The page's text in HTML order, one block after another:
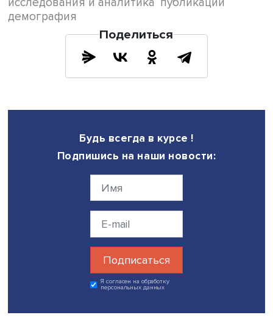
неумеренное потребление крепкого, нередко
низкокачественного алкоголя в день рождения,
дополнительным аспектом, влияющим на растущее
утоплений, убийств, ДТП и других происшествий с
Внешние причины гибели людей являются
Избыточная смертность, связанная с днем рождения,
разъяснений и информационной поддержки,
мер, способных сократить потребление алкоголя и
вероятность рискованного поведения настолько,
рождения и смерти россиян реже совпадали или
сближались, резюмируют Александр Немцов и Тимур
Дата публикации: 17.06.2022